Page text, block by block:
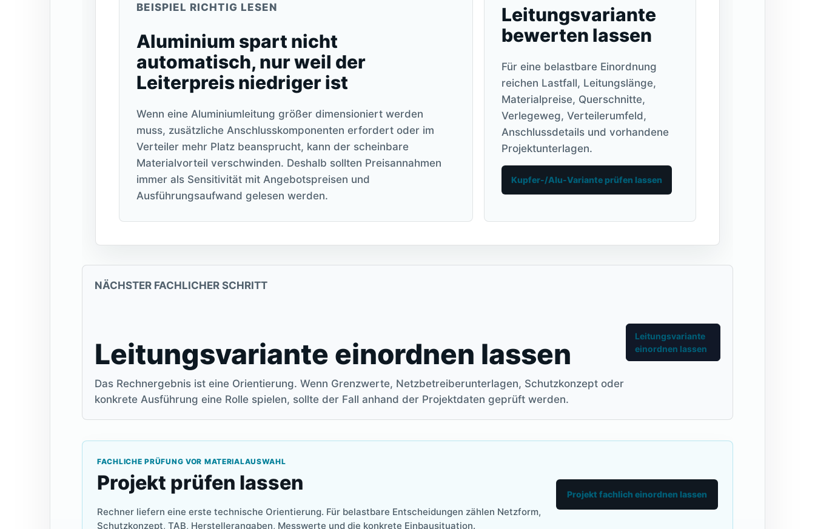
BEISPIEL RICHTIG LESEN
Aluminium spart nicht
automatisch, nur weil der
Leiterpreis niedriger ist
Wenn eine Aluminiumleitung größer dimensioniert werden
muss, zusätzliche Anschlusskomponenten erfordert oder im
Verteiler mehr Platz beansprucht, kann der scheinbare
Materialvorteil verschwinden. Deshalb sollten Preisannahmen
immer als Sensitivität mit Angebotspreisen und
Ausführungsaufwand gelesen werden.
Leitungsvariante
bewerten lassen
Für eine belastbare Einordnung
reichen Lastfall, Leitungslänge,
Materialpreise, Querschnitte,
Verlegeweg, Verteilerumfeld,
Anschlussdetails und vorhandene
Projektunterlagen.
Kupfer-/Alu-Variante prüfen lassen
NÄCHSTER FACHLICHER SCHRITT
Leitungsvariante einordnen lassen
Das Rechnergebnis ist eine Orientierung. Wenn Grenzwerte, Netzbetreiberunterlagen, Schutzkonzept oder
konkrete Ausführung eine Rolle spielen, sollte der Fall anhand der Projektdaten geprüft werden.
Leitungsvariante
einordnen lassen
FACHLICHE PRÜFUNG VOR MATERIALAUSWAHL
Projekt prüfen lassen
Rechner liefern eine erste technische Orientierung. Für belastbare Entscheidungen zählen Netzform,
Schutzkonzept, TAB, Herstellerangaben, Messwerte und die konkrete Einbausituation.
Projekt fachlich einordnen lassen